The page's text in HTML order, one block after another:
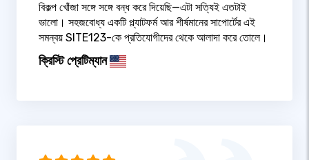
বিকল্প খোঁজা সঙ্গে সঙ্গে বন্ধ করে দিয়েছি—এটা সত্যিই এতটাই
ভালো। সহজবোধ্য একটি প্ল্যাটফর্ম আর শীর্ষমানের সাপোর্টের এই
সমন্বয় SITE123-কে প্রতিযোগীদের থেকে আলাদা করে তোলে।
ক্রিস্টি প্রেটিম্যান